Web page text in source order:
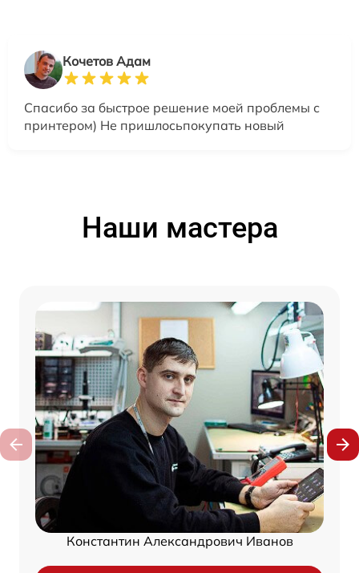
Кочетов Адам
Спасибо за быстрое решение моей проблемы с
принтером) Не пришлосьпокупать новый
Наши мастера
Константин Александрович Иванов